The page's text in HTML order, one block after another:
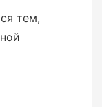
тем,